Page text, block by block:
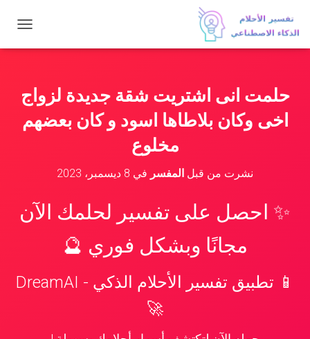
ب
ا
ت
حلمت انى اشتريت شقة جديدة لزواج
اخى وكان بلاطاها اسود و كان بعضهم
مخلوع
نشرت من قبل المفسر في 8 ديسمبر، 2023
✨ احصل على تفسير لحلمك الآن
مجانًا وبشكل فوري 🔮
📱 تطبيق تفسير الأحلام الذكي - DreamAI
🚀